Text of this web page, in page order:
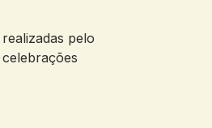
pelo